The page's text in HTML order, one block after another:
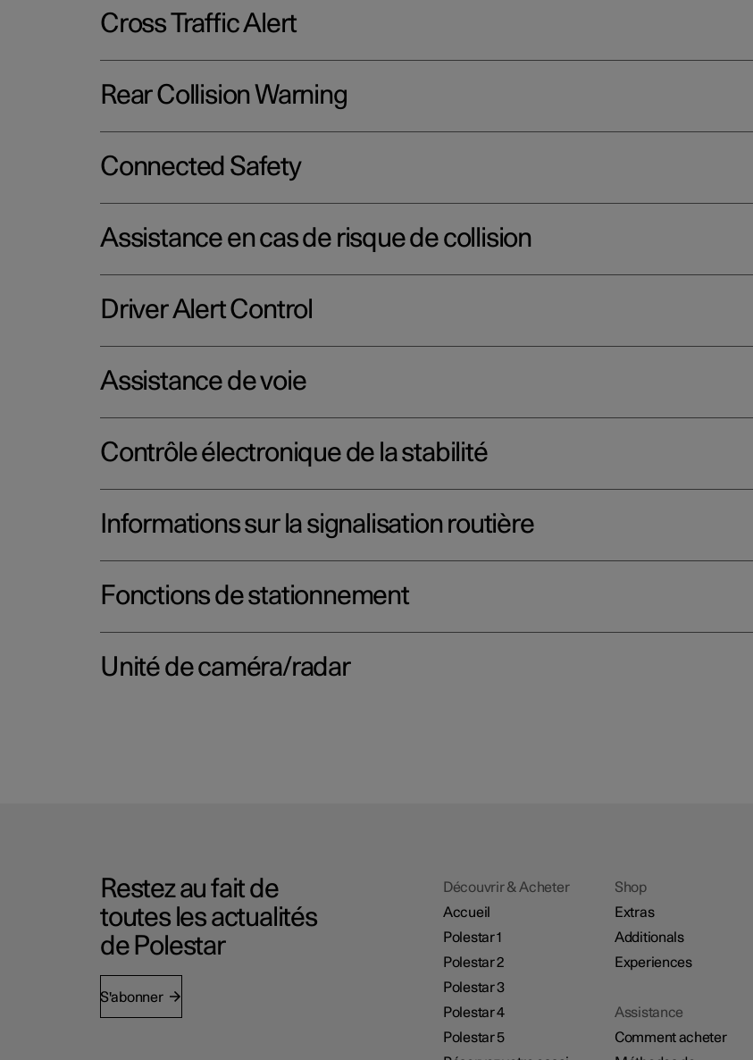
Cross Traffic Alert
Rear Collision Warning
Connected Safety
Assistance en cas de risque de collision
Driver Alert Control
Assistance de voie
Contrôle électronique de la stabilité
Informations sur la signalisation routière
Fonctions de stationnement
Unité de caméra/radar
Restez au fait de
toutes les actualités
de Polestar
S'abonner
Découvrir & Acheter
Accueil
Polestar 1
Polestar 2
Polestar 3
Polestar 4
Polestar 5
Shop
Extras
Additionals
Experiences
Assistance
Comment acheter